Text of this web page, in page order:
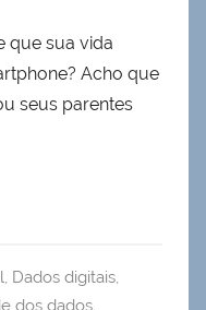
que sua vida
Acho que
seus parentes
, Dados digitais,
dos dados,